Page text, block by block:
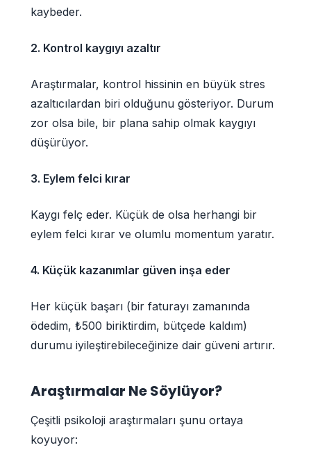
kaybeder.
2. Kontrol kaygıyı azaltır
Araştırmalar, kontrol hissinin en büyük stres
azaltıcılardan biri olduğunu gösteriyor. Durum
zor olsa bile, bir plana sahip olmak kaygıyı
düşürüyor.
3. Eylem felci kırar
Kaygı felç eder. Küçük de olsa herhangi bir
eylem felci kırar ve olumlu momentum yaratır.
4. Küçük kazanımlar güven inşa eder
Her küçük başarı (bir faturayı zamanında
ödedim, ₺500 biriktirdim, bütçede kaldım)
durumu iyileştirebileceğinize dair güveni artırır.
Araştırmalar Ne Söylüyor?
Çeşitli psikoloji araştırmaları şunu ortaya
koyuyor: